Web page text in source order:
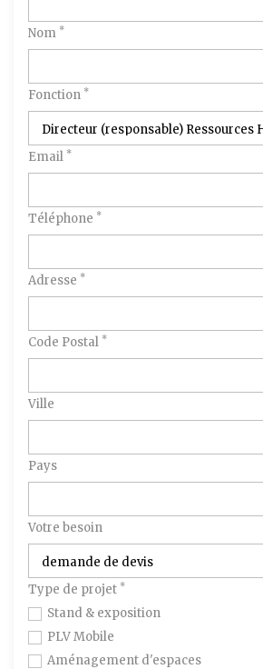
Nom *
Fonction *
Email *
Téléphone *
Adresse *
Code Postal *
Ville
Pays
Votre besoin
Type de projet *
Stand & exposition
PLV Mobile
Aménagement d'espaces